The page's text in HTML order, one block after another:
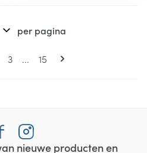
Pagina's
momenteel pagina
Pagina
3 ... Pagina
15
per pagina
nieuwe producten en